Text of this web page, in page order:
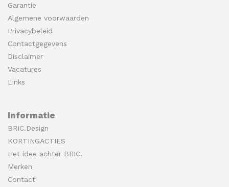
Garantie
Algemene voorwaarden
Privacybeleid
Contactgegevens
Disclaimer
Vacatures
Links
Informatie
BRIC.Design
KORTINGACTIES
Het idee achter BRIC.
Merken
Contact